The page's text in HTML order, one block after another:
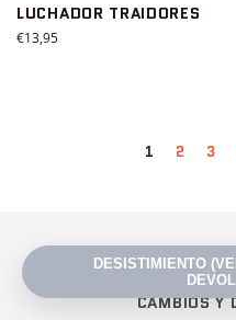
LUCHADOR TRAIDORES
Precio
€13,95
1 2 3
CAMBIOS Y